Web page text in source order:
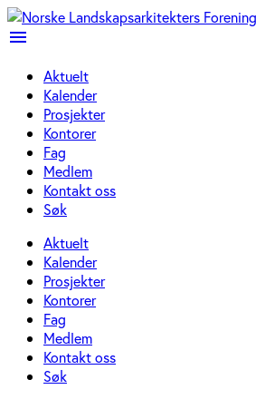
menu
Aktuelt
Kalender
Prosjekter
Kontorer
Fag
Medlem
Kontakt oss
Søk
Aktuelt
Kalender
Prosjekter
Kontorer
Fag
Medlem
Kontakt oss
Søk